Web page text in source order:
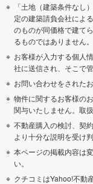
「土地（建築条件なし
定の建築請負会社によ
のものが同価格で建て
るものではありません。
お客様が入力する個人
社に送信され、そこで管
お問い合わせをされた
物件に関するお客様の
関与いたしません。取
不動産購入の検討、契
より十分な説明を受け
本ページの掲載内容は
い。
クチコミはYahoo!不動